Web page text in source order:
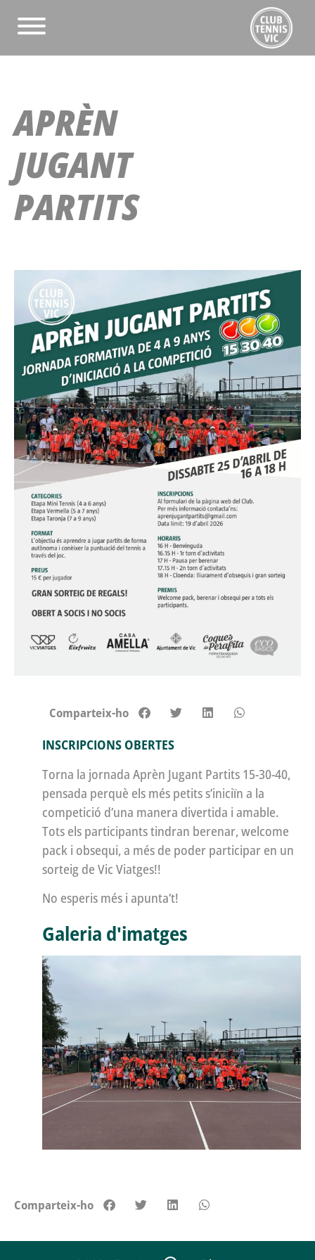
APRÈN
JUGANT
PARTITS
Comparteix-ho
INSCRIPCIONS OBERTES
Torna la jornada Aprèn Jugant Partits 15-30-40,
pensada perquè els més petits s’iniciïn a la
competició d’una manera divertida i amable.
Tots els participants tindran berenar, welcome
pack i obsequi, a més de poder participar en un
sorteig de Vic Viatges!!
No esperis més i apunta’t!
Galeria d'imatges
Comparteix-ho